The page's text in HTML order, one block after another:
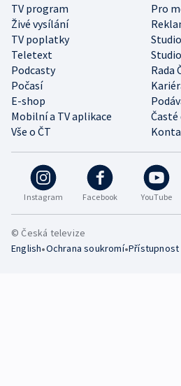
Instagram Facebook YouTube
TV program
Pro
Živé vysílání
TV poplatky
Teletext
Podcasty
Rada
Počasí
E-shop
Mobilní a TV aplikace
Vše o ČT
© Česká televize
English•Ochrana soukromí•Přístupnost